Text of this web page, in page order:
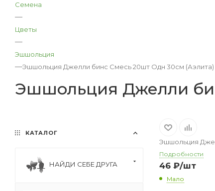
Семена
—
Цветы
—
Эшшольция
—Эшшольция Джелли бинс Смесь 20шт Одн 30см (Аэлита)
Эшшольция Джелли
Эшшольция
Подробности
46 ₽/шт
Мало
КАТАЛОГ
НАЙДИ СЕБЕ ДРУГА